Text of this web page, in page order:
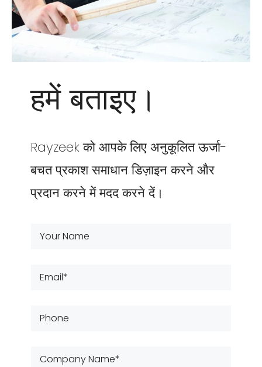
हमें बताइए।
Rayzeek को आपके लिए अनुकूलित ऊर्जा-
बचत प्रकाश समाधान डिज़ाइन करने और
प्रदान करने में मदद करने दें।